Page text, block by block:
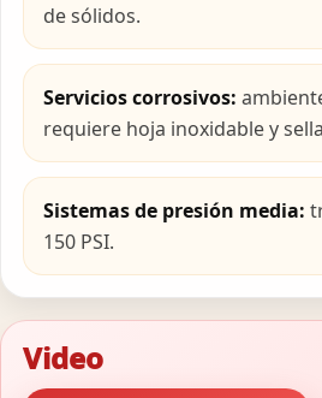
de sólidos.
Servicios corrosivos:
requiere hoja inoxidable y
Sistemas de presión media:
150 PSI.
Video